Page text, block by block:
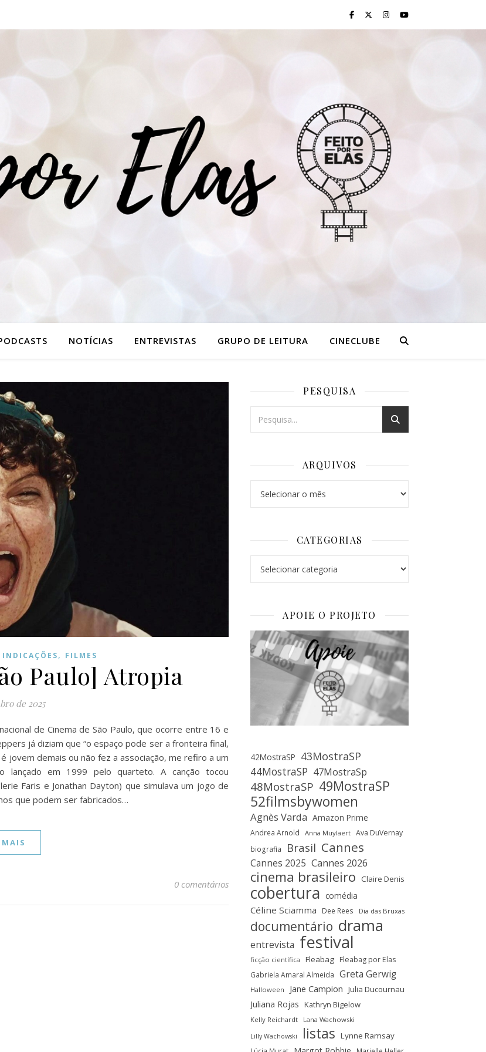
NOTÍCIAS ENTREVISTAS GRUPO DE LEITURA CINECLUBE
, FILMES
Paulo] Atropia
de 2025
de Cinema de São Paulo, que ocorre entre 16 e
já diziam que “o espaço pode ser a fronteira final,
jovem demais ou não fez a associação, me refiro a um
lançado em 1999 pelo quarteto. A canção tocou
Faris e Jonathan Dayton) que simulava um jogo de
que podem ser fabricados…
0 comentários
PESQUISA
ARQUIVOS
CATEGORIAS
APOIE O PROJETO
42MostraSP 43MostraSP
44MostraSP 47MostraSp
48MostraSP 49MostraSP
52filmsbywomen
Agnès Varda Amazon Prime
Andrea Arnold Anna Muylaert Ava DuVernay
biografia Brasil Cannes
Cannes 2025 Cannes 2026
cinema brasileiro Claire Denis
cobertura comédia
Céline Sciamma Dee Rees Dia das Bruxas
documentário drama
entrevista festival
ficção científica Fleabag Fleabag por Elas
Gabriela Amaral Almeida Greta Gerwig
Halloween Jane Campion Julia Ducournau
Juliana Rojas Kathryn Bigelow
Kelly Reichardt Lana Wachowski
Lilly Wachowski listas Lynne Ramsay